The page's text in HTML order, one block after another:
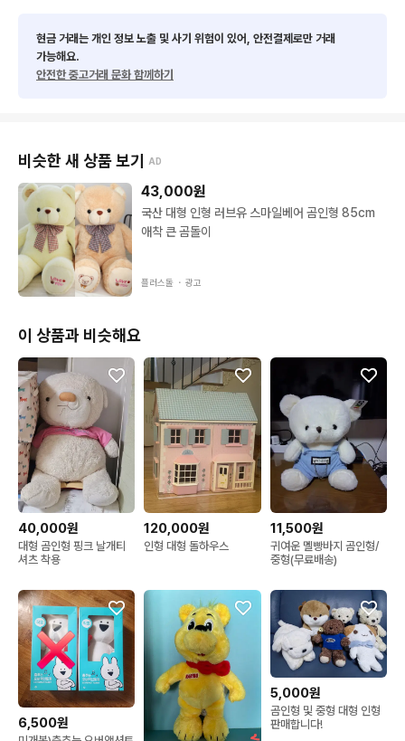
현금 거래는 개인 정보 노출 및 사기 위험이 있어, 안전결제로만 거래
가능해요.
안전한 중고거래 문화 함께하기
비슷한 새 상품 보기 AD
43,000원
국산 대형 인형 러브유 스마일베어 곰인형 85cm
애착 큰 곰돌이
플러스돌 ・ 광고
이 상품과 비슷해요
40,000원
대형 곰인형 핑크 날개티
셔츠 착용
120,000원
인형 대형 돌하우스
11,500원
귀여운 멜빵바지 곰인형/
중형(무료배송)
6,500원
5,000원
곰인형 및 중형 대형 인형
판매합니다!